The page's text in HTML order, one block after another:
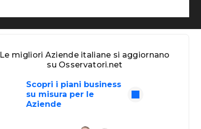
Le migliori Aziende italiane si aggiornano
su Osservatori.net
Scopri i piani business
su misura per le
Aziende